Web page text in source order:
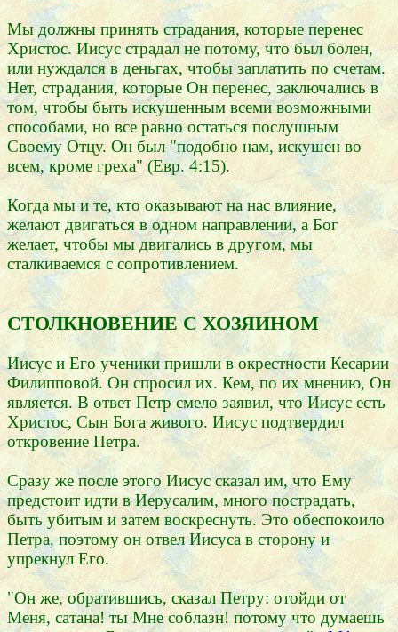
Мы должны принять страдания, которые перенес
Христос. Иисус страдал не потому, что был болен,
или нуждался в деньгах, чтобы заплатить по счетам.
Нет, страдания, которые Он перенес, заключались в
том, чтобы быть искушенным всеми возможными
способами, но все равно остаться послушным
Своему Отцу. Он был "подобно нам, искушен во
всем, кроме греха" (Евр. 4:15).
Когда мы и те, кто оказывают на нас влияние,
желают двигаться в одном направлении, а Бог
желает, чтобы мы двигались в другом, мы
сталкиваемся с сопротивлением.
СТОЛКНОВЕНИЕ С ХОЗЯИНОМ
Иисус и Его ученики пришли в окрестности Кесарии
Филипповой. Он спросил их. Кем, по их мнению, Он
является. В ответ Петр смело заявил, что Иисус есть
Христос, Сын Бога живого. Иисус подтвердил
откровение Петра.
Сразу же после этого Иисус сказал им, что Ему
предстоит идти в Иерусалим, много пострадать,
быть убитым и затем воскреснуть. Это обеспокоило
Петра, поэтому он отвел Иисуса в сторону и
упрекнул Его.
"Он же, обратившись, сказал Петру: отойди от
Меня, сатана! ты Мне соблазн! потому что думаешь